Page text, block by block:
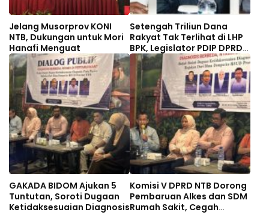
Jelang Musorprov KONI
NTB, Dukungan untuk Mori
Hanafi Menguat
Setengah Triliun Dana
Rakyat Tak Terlihat di LHP
BPK, Legislator PDIP DPRD
NTB Tuntut Audit
Investigatif
GAKADA BIDOM Ajukan 5
Tuntutan, Soroti Dugaan
Ketidaksesuaian Diagnosis
Komisi V DPRD NTB Dorong
Pembaruan Alkes dan SDM
Rumah Sakit, Cegah